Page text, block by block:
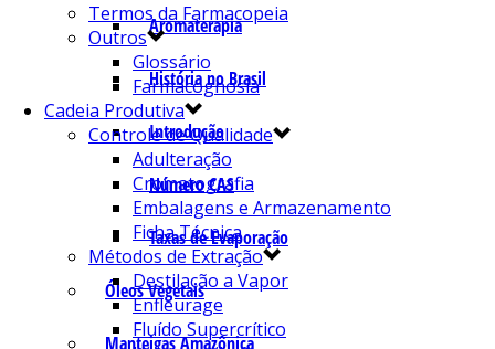
Aromaterapia
História no Brasil
Introdução
Número CAS
Taxas de Evaporação
Óleos Vegetais
Manteigas Amazônica
Termos da Farmacopeia
Outros
Glossário
Farmacognosia
Cadeia Produtiva
Controle de Qualidade
Adulteração
Cromatografia
Embalagens e Armazenamento
Ficha Técnica
Métodos de Extração
Destilação a Vapor
Enfleurage
Fluído Supercrítico